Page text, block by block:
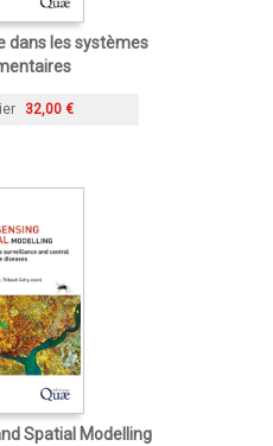
dans les systèmes
32,00 €
Spatial Modelling